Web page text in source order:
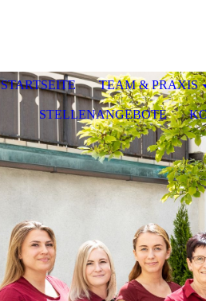
STARTSEITE TEAM & PRAXIS
STELLENANGEBOTE